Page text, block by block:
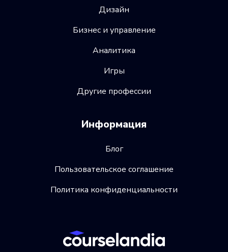
Дизайн
Бизнес и управление
Аналитика
Игры
Другие профессии
Информация
Блог
Пользовательское соглашение
Политика конфиденциальности